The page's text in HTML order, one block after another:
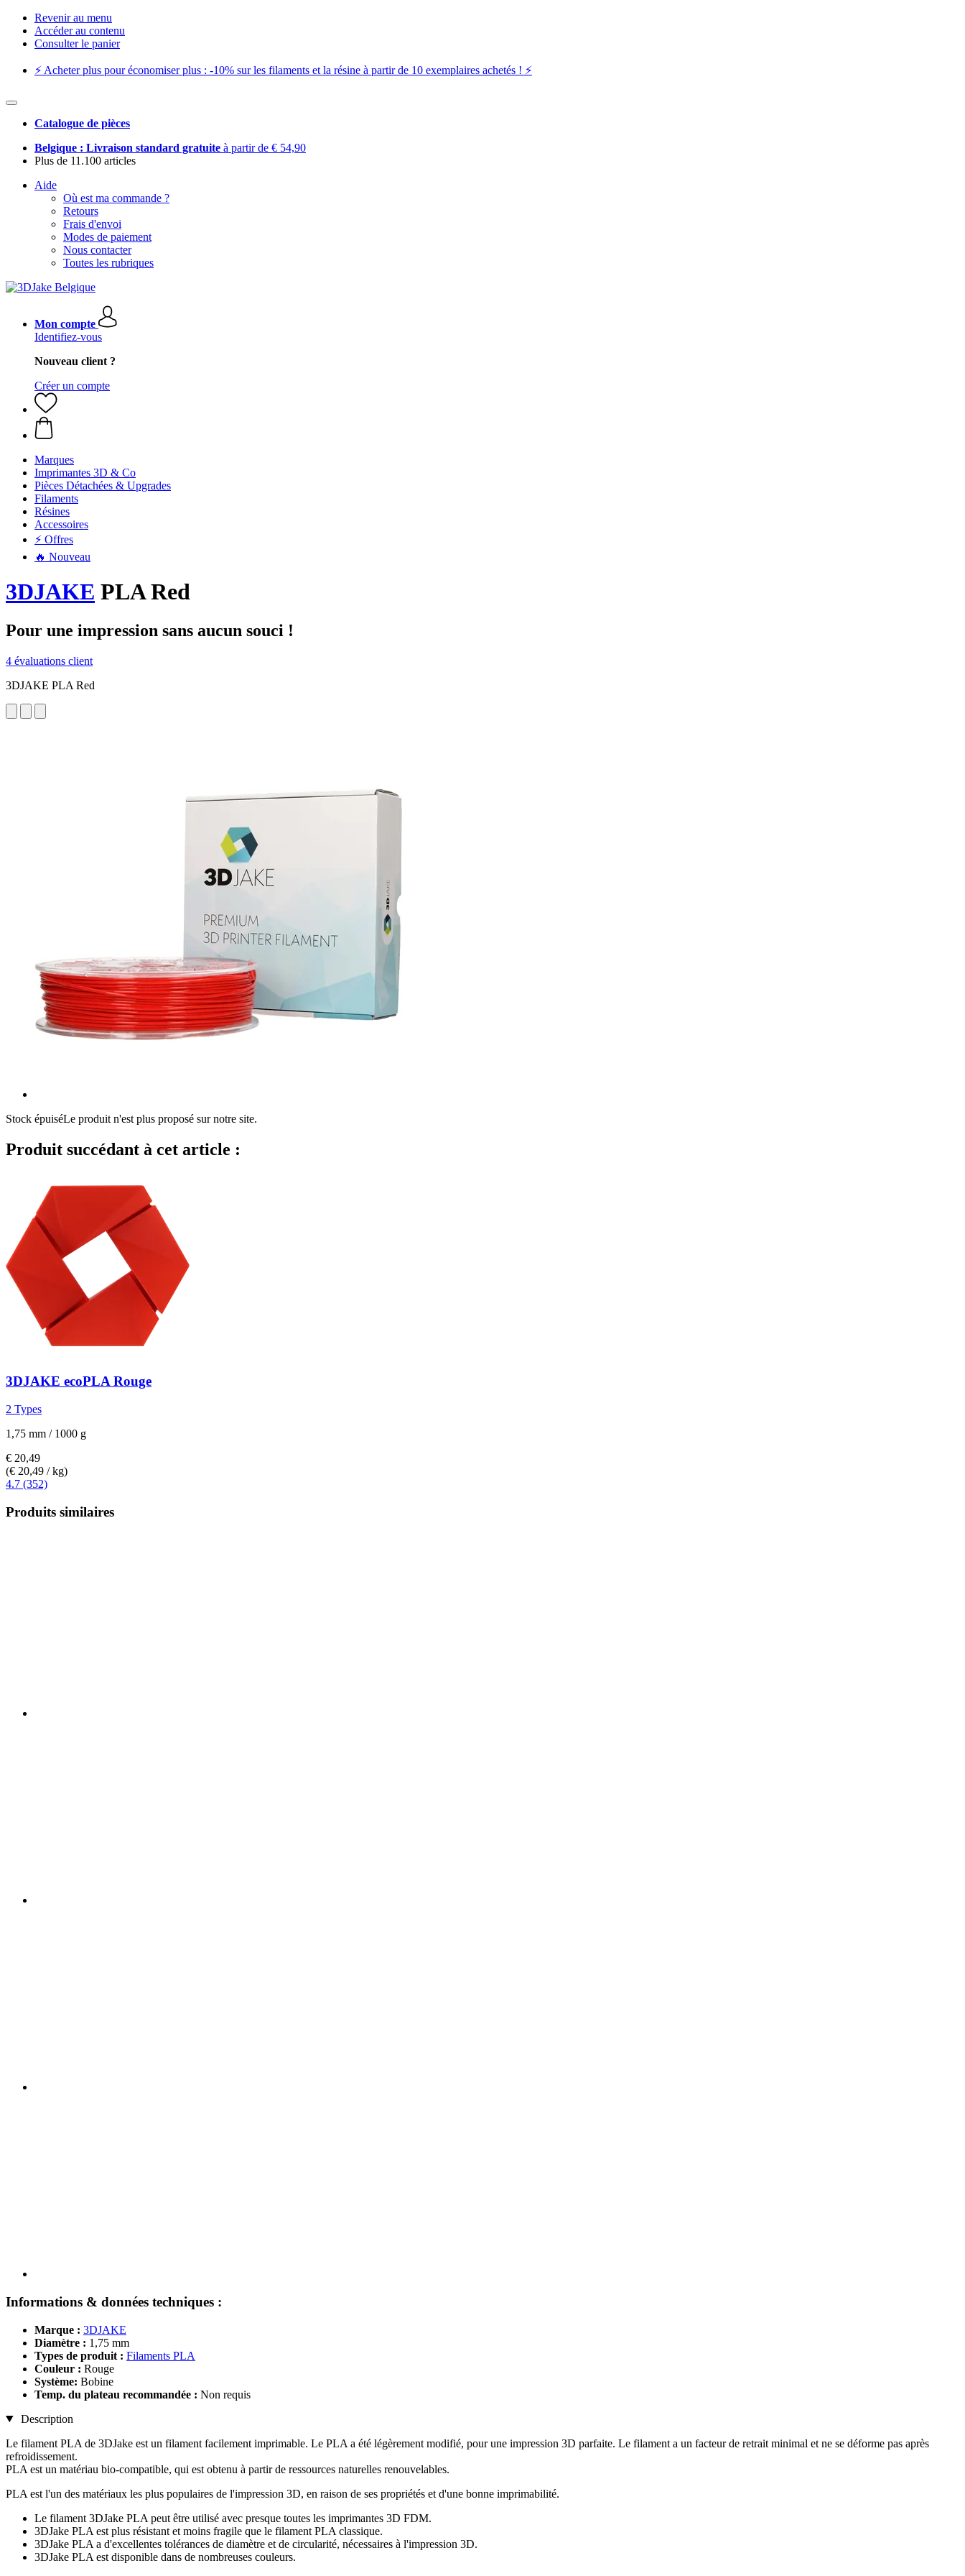
Revenir au menu
Accéder au contenu
Consulter le panier
⚡️ Acheter plus pour économiser plus : -10% sur les filaments et la résine à partir de 10 exemplaires achetés ! ⚡️
Catalogue de pièces
Belgique : Livraison standard gratuite à partir de € 54,90
Plus de 11.100 articles
Aide
Où est ma commande ?
Retours
Frais d'envoi
Modes de paiement
Nous contacter
Toutes les rubriques
Mon compte
Identifiez-vous
Nouveau client ?
Créer un compte
Marques
Imprimantes 3D & Co
Pièces Détachées & Upgrades
Filaments
Résines
Accessoires
⚡ Offres
🔥 Nouveau
3DJAKE PLA Red
Pour une impression sans aucun souci !
4 évaluations client
3DJAKE PLA Red
Stock épuiséLe produit n'est plus proposé sur notre site.
Produit succédant à cet article :
3DJAKE ecoPLA Rouge
2 Types
1,75 mm / 1000 g
€ 20,49
(€ 20,49 / kg)
4.7 (352)
Produits similaires
Informations & données techniques :
Marque : 3DJAKE
Diamètre : 1,75 mm
Types de produit : Filaments PLA
Couleur : Rouge
Système: Bobine
Temp. du plateau recommandée : Non requis
Description
Le filament PLA de 3DJake est un filament facilement imprimable. Le PLA a été légèrement modifié, pour une impression 3D parfaite. Le filament a un facteur de retrait minimal et ne se déforme pas après
refroidissement.
PLA est un matériau bio-compatible, qui est obtenu à partir de ressources naturelles renouvelables.
PLA est l'un des matériaux les plus populaires de l'impression 3D, en raison de ses propriétés et d'une bonne imprimabilité.
Le filament 3DJake PLA peut être utilisé avec presque toutes les imprimantes 3D FDM.
3DJake PLA est plus résistant et moins fragile que le filament PLA classique.
3DJake PLA a d'excellentes tolérances de diamètre et de circularité, nécessaires à l'impression 3D.
3DJake PLA est disponible dans de nombreuses couleurs.